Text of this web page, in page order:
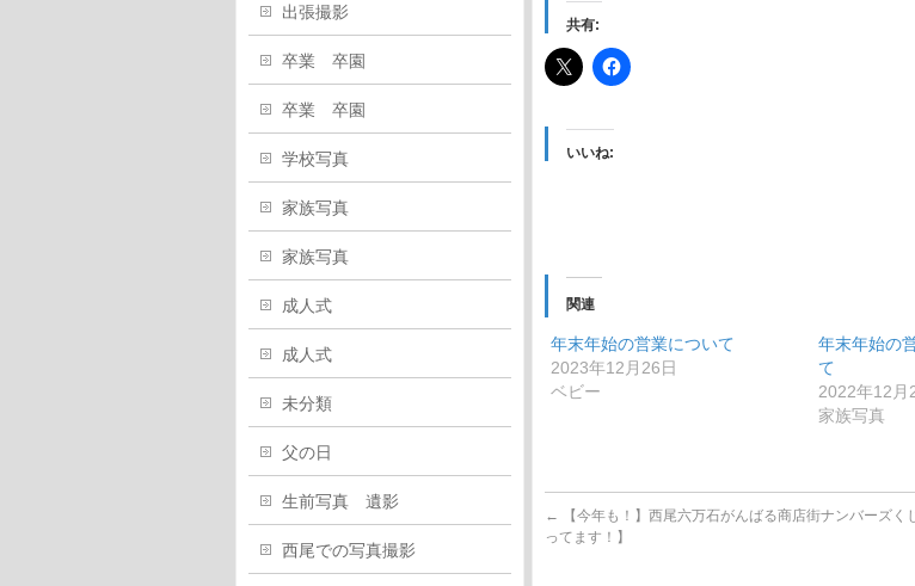
共有:
いいね:
関連
年末年始の営業について
2023年12月26日
ベビー
年末年始の
て
2022年12月
家族写真
←
【今年も！】西尾六万石がんばる商店街ナンバーズく
ってます！】
出張撮影
卒業 卒園
卒業 卒園
学校写真
家族写真
家族写真
成人式
成人式
未分類
父の日
生前写真 遺影
西尾での写真撮影